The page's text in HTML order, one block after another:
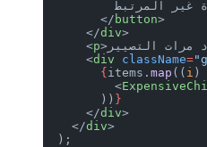
        </
button
      </
div
      <
p
      <
div className=
        {
items.map (( i
          <
        ))
      </
div
    </
div
  );